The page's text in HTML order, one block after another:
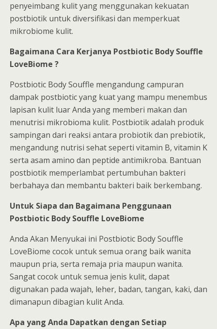
penyeimbang kulit yang menggunakan kekuatan
postbiotik untuk diversifikasi dan memperkuat
mikrobiome kulit.
Bagaimana Cara Kerjanya Postbiotic Body Souffle
LoveBiome ?
Postbiotic Body Souffle mengandung campuran
dampak postbiotic yang kuat yang mampu menembus
lapisan kulit luar Anda yang memberi makan dan
menutrisi mikrobioma kulit. Postbiotik adalah produk
sampingan dari reaksi antara probiotik dan prebiotik,
mengandung nutrisi sehat seperti vitamin B, vitamin K
serta asam amino dan peptide antimikroba. Bantuan
postbiotik memperlambat pertumbuhan bakteri
berbahaya dan membantu bakteri baik berkembang.
Untuk Siapa dan Bagaimana Penggunaan
Postbiotic Body Souffle LoveBiome
Anda Akan Menyukai ini Postbiotic Body Souffle
LoveBiome cocok untuk semua orang baik wanita
maupun pria, serta remaja pria maupun wanita.
Sangat cocok untuk semua jenis kulit, dapat
digunakan pada wajah, leher, badan, tangan, kaki, dan
dimanapun dibagian kulit Anda.
Apa yang Anda Dapatkan dengan Setiap